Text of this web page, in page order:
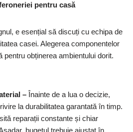
pentru casă
e esențial să discuți cu echipa de
casei. Alegerea componentelor
pentru obținerea ambientului dorit.
– Înainte de a lua o decizie,
la durabilitatea garantată în timp.
reparații constante și chiar
bugetul trebuie ajustat în